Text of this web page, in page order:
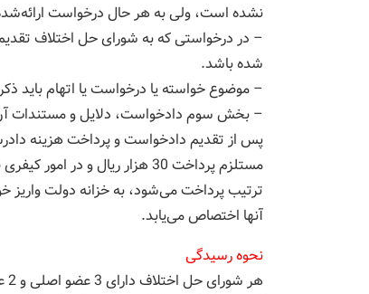
نشده است، ولی به هر حال درخواست ارائه‌شده
– در درخواستی که به شورای حل اختلاف
شده باشد.
– موضوع خواسته یا درخواست یا اتهام باید
– بخش سوم دادخواست، دلایل و مستندات
پس از تقدیم دادخواست و پرداخت هزینه
ترتیب پرداخت می‌شود، به خزانه دولت واریز
آنها اختصاص می‌یابد.
نحوه رسیدگی